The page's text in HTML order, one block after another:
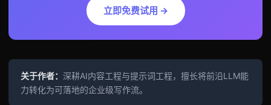
立即免费试用 →
关于作者： 深耕AI内容工程与提示词工程，擅长将前沿LLM能
力转化为可落地的企业级写作流。